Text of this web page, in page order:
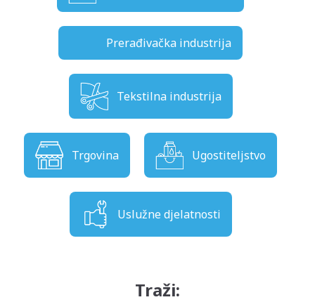
Prerađivačka industrija
Tekstilna industrija
Trgovina Ugostiteljstvo
Uslužne djelatnosti
Traži: